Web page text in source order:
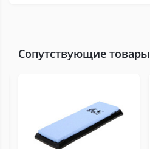
Сопутствующие товары